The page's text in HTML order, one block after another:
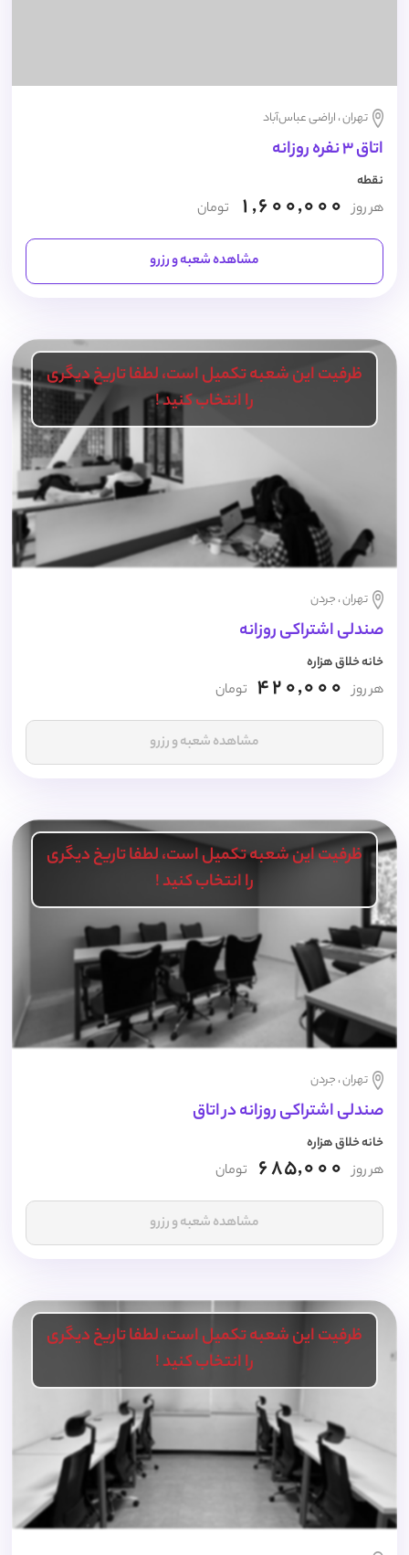
تهران ، اراضی عباس‌آباد
اتاق 3 نفره روزانه
نقطه
هر روز 1,600,000 تومان
مشاهده شعبه و رزرو
ظرفیت این شعبه تکمیل است، لطفا تاریخ دیگری
را انتخاب کنید !
تهران ، جردن
صندلی اشتراکی روزانه
خانه خلاق هزاره
هر روز 420,000 تومان
مشاهده شعبه و رزرو
ظرفیت این شعبه تکمیل است، لطفا تاریخ دیگری
را انتخاب کنید !
تهران ، جردن
صندلی اشتراکی روزانه در اتاق
خانه خلاق هزاره
هر روز 685,000 تومان
مشاهده شعبه و رزرو
ظرفیت این شعبه تکمیل است، لطفا تاریخ دیگری
را انتخاب کنید !